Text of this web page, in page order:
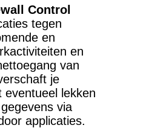
Control
tegen
en
en
van
je
eventueel lekken
via
applicaties.